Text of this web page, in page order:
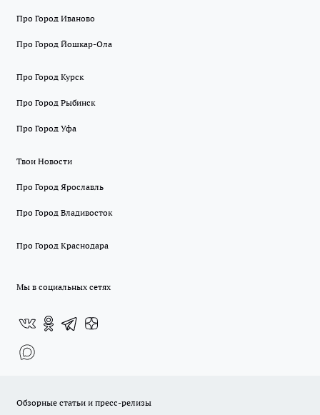
Про Город Иваново
Про Город Йошкар-Ола
Про Город Курск
Про Город Рыбинск
Про Город Уфа
Твои Новости
Про Город Ярославль
Про Город Владивосток
Про Город Краснодара
Мы в социальных сетях
Обзорные статьи и пресс-релизы